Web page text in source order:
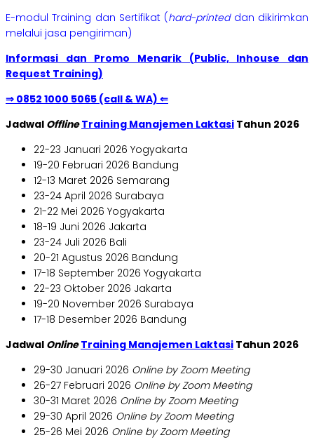
E-modul Training dan Sertifikat (hard-printeddan dikirimkan
melalui jasa pengiriman)
Informasi dan Promo Menarik (Public, Inhouse dan
Request Training)
⇒ 0852 1000 5065 (call & WA) ⇐
Jadwal Offline Training Manajemen Laktasi Tahun 2026
22-23 Januari 2026 Yogyakarta
19-20 Februari 2026 Bandung
12-13 Maret 2026 Semarang
23-24 April 2026 Surabaya
21-22 Mei 2026 Yogyakarta
18-19 Juni 2026 Jakarta
23-24 Juli 2026 Bali
20-21 Agustus 2026 Bandung
17-18 September 2026 Yogyakarta
22-23 Oktober 2026 Jakarta
19-20 November 2026 Surabaya
17-18 Desember 2026 Bandung
Jadwal Online Training Manajemen Laktasi Tahun 2026
29-30 Januari 2026 Online by Zoom Meeting
26-27 Februari 2026 Online by Zoom Meeting
30-31 Maret 2026 Online by Zoom Meeting
29-30 April 2026 Online by Zoom Meeting
25-26 Mei 2026 Online by Zoom Meeting